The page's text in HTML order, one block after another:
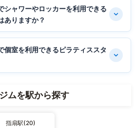
シャワーやロッカーを利用できる
ありますか？
個室を利用できるピラティススタ
ムを駅から探す
指扇駅(20)